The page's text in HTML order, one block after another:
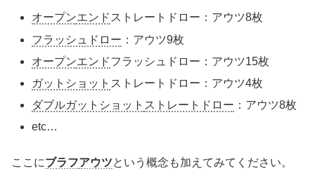
オープンエンドストレートドロー：アウツ8枚
フラッシュドロー ：アウツ9枚
オープンエンドフラッシュドロー：アウツ15枚
ガットショット ストレートドロー：アウツ4枚
ダブルガットショット ストレートドロー ：アウツ8枚
etc…
ここにブラフアウツという概念も加えてみてください。